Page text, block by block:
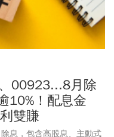
00923...8月除
10%！配息金
雙賺
息，包含高股息、主動式